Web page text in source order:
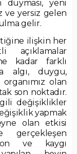
yeni
ve yersiz gelen
gelir.
ilişkin her
açıklamalar
kadar farklı
algı, duygu,
olan
son noktadır.
değişiklikler
yapmak
olan etkisi
gerçekleşen
ve kaygı